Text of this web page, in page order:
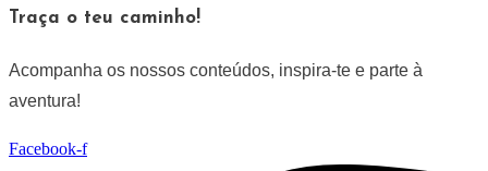
Traça o teu caminho!
Acompanha os nossos conteúdos, inspira-te e parte à
aventura!
Facebook-f